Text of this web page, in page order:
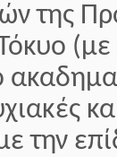
της
(με
την